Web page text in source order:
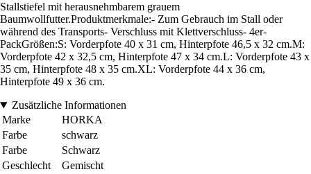
Stallstiefel mit herausnehmbarem grauem
Baumwollfutter.Produktmerkmale:- Zum Gebrauch im Stall oder
während des Transports- Verschluss mit Klettverschluss- 4er-
PackGrößen:S: Vorderpfote 40 x 31 cm, Hinterpfote 46,5 x 32 cm.M:
Vorderpfote 42 x 32,5 cm, Hinterpfote 47 x 34 cm.L: Vorderpfote 43 x
35 cm, Hinterpfote 48 x 35 cm.XL: Vorderpfote 44 x 36 cm,
Hinterpfote 49 x 36 cm.
Zusätzliche Informationen
Marke
HORKA
Farbe
schwarz
Farbe
Schwarz
Geschlecht
Gemischt